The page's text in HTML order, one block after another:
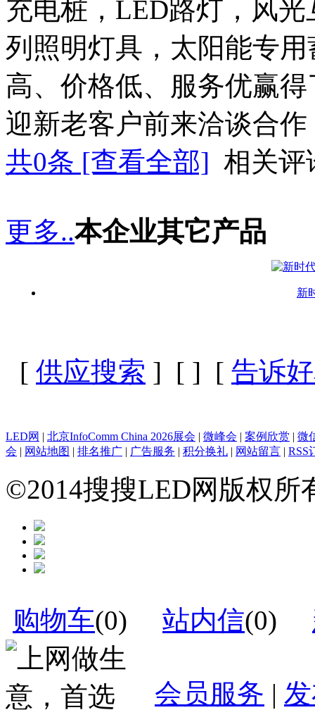
充电桩，LED路灯，风
列照明灯具，太阳能专
高、价格低、服务优赢
迎新老客户前来洽谈合
共0条 [查看全部] 相关评
更多..本企业其它产品
新
[ 供应搜索 ] [ ] [ 告诉
LED网 北京InfoComm China 2026展会 微峰会 案例欣赏
微
会
网站地图 排名推广 广告服务 积分换礼 网站留言 RSS
©2014搜搜LED网版权
购物车(0) 站内信(0)
会员服务 |